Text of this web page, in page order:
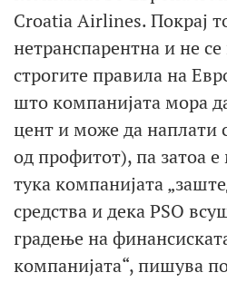
Croatia Airlines. Покрај
нетранспарентна и не
строгите правила на
што компанијата мора
цент и може да наплати
од профитот), па затоа
тука компанијата
средства и дека PSO
градење на
компанијата“, пишува